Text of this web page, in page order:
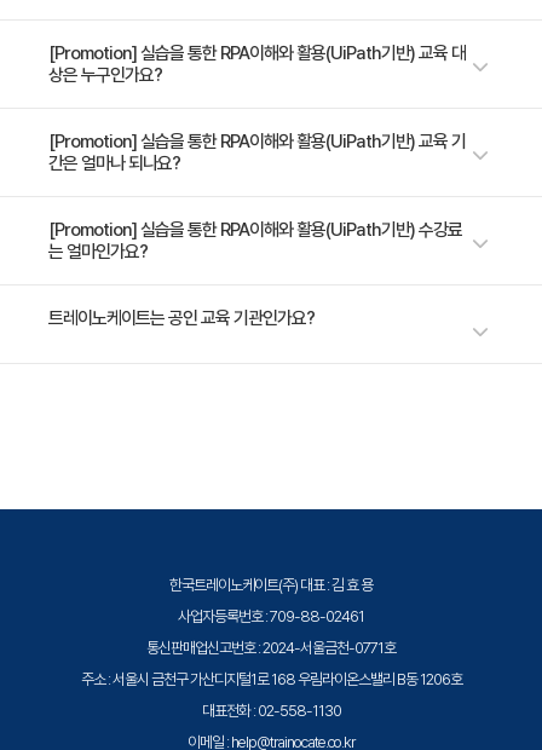
RPA가 무엇인지 이해하며, UiPath Platform 구성 및 Studio의 기본 사용
법을 습득한다.
[Promotion] 실습을 통한 RPA이해와 활용(UiPath기반) 교육 대
상은 누구인가요?
RPA를 통해 사무업무를 향상시키고자 하는 재직자
[Promotion] 실습을 통한 RPA이해와 활용(UiPath기반) 교육 기
간은 얼마나 되나요?
2일 과정입니다. 상세 일정은 교육 페이지에서 확인하실 수 있습니다.
[Promotion] 실습을 통한 RPA이해와 활용(UiPath기반) 수강료
는 얼마인가요?
수강료는 800,000원(VAT 별도)입니다. 고용보험 환급 및 기업 할인 혜택
트레이노케이트는 공인 교육 기관인가요?
한국트레이노케이트(주) 대표 : 김 효 용
사업자등록번호 : 709-88-02461
통신판매업신고번호 : 2024-서울금천-0771호
주소 : 서울시 금천구 가산디지털1로 168 우림라이온스밸리 B동 1206호
대표전화 : 02-558-1130
이메일 : help@trainocate.co.kr